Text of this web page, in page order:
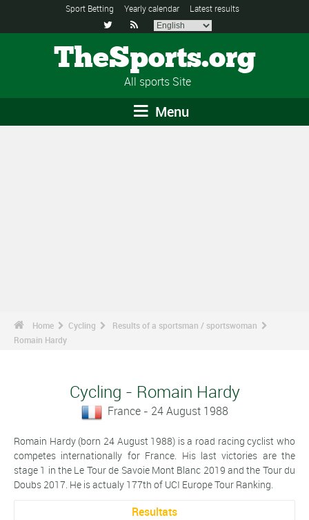
Sport Betting Yearly calendar Latest results
 
TheSports.org
All sports Site
Menu
Home Cycling
Results of a sportsman / sportswoman
Romain Hardy
Cycling - Romain Hardy
France - 24 August 1988
Romain Hardy (born 24 August 1988) is a road racing cyclist who
competes internationally for France. His last victories are the
stage 1 in the Le Tour de Savoie Mont Blanc 2019 and the Tour du
Doubs 2017. He is actualy 177th of UCI Europe Tour Ranking.
Resultats